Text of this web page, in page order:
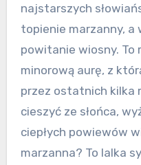
najstarszych
topienie marzanny, a
powitanie wiosny. To
minorową aurę, z
przez ostatnich kilka
cieszyć ze słońca,
ciepłych powiewów
marzanna? To lalka